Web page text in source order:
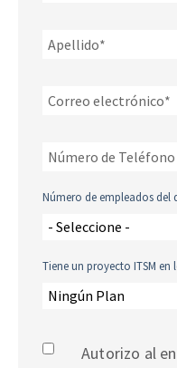
Número de empleados del
Tiene un proyecto ITSM en
Autorizo al